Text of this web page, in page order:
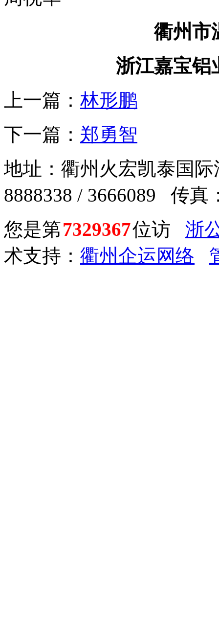
衢州市
浙江嘉宝铝
上一篇： 林形鹏
下一篇： 郑勇智
地址：衢州火宏凯泰国
8888338 / 3666089 传真
您是第7329367位访 浙
术支持： 衢州企运网络